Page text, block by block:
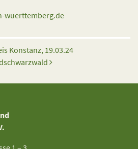
wuerttemberg.de
Konstanz, 19.03.24